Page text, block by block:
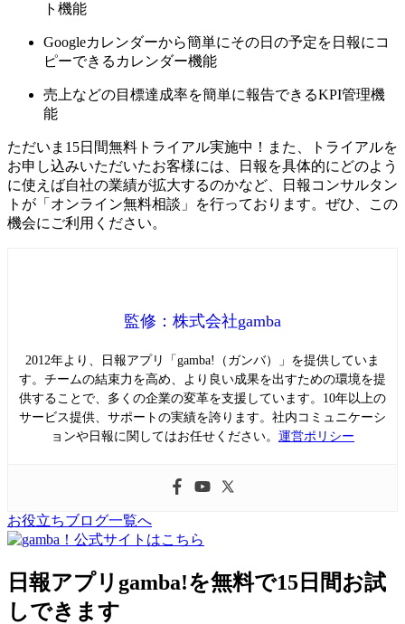
ト機能
Googleカレンダーから簡単にその日の予定を日報にコ
ピーできるカレンダー機能
売上などの目標達成率を簡単に報告できるKPI管理機
能
ただいま15日間無料トライアル実施中！また、トライアルを
お申し込みいただいたお客様には、日報を具体的にどのよう
に使えば自社の業績が拡大するのかなど、日報コンサルタン
トが「オンライン無料相談」を行っております。ぜひ、この
機会にご利用ください。
監修：株式会社gamba
2012年より、日報アプリ「gamba!（ガンバ）」を提供していま
す。チームの結束力を高め、より良い成果を出すための環境を提
供することで、多くの企業の変革を支援しています。10年以上の
サービス提供、サポートの実績を誇ります。社内コミュニケーシ
ョンや日報に関してはお任せください。 運営ポリシー
お役立ちブログ一覧へ
日報アプリgamba!を無料で15日間お試
しできます